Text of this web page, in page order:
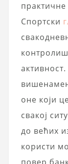
Спортски
оне који
свакој
до већих
користи